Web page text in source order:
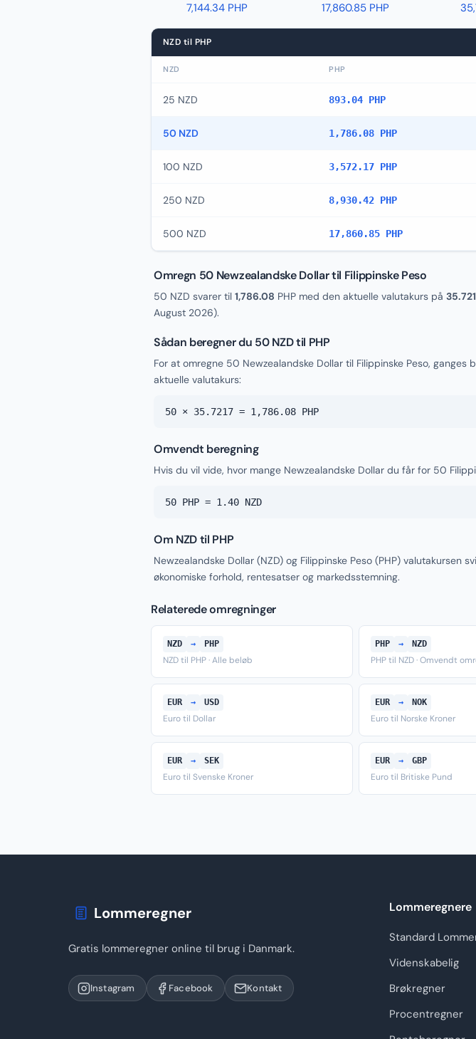
7,144.34 PHP
17,860.85 PHP
NZD til PHP
NZD PHP
25 NZD 893.04 PHP
50 NZD 1,786.08 PHP
100 NZD 3,572.17 PHP
250 NZD 8,930.42 PHP
500 NZD 17,860.85 PHP
Omregn 50 Newzealandske Dollar til Filippinske Peso
50 NZD svarer til 1,786.08 PHP med den aktuelle valutakurs på
August 2026).
Sådan beregner du 50 NZD til PHP
For at omregne 50 Newzealandske Dollar til Filippinske Peso, ganges
aktuelle valutakurs:
50 × 35.7217 = 1,786.08 PHP
Omvendt beregning
Hvis du vil vide, hvor mange Newzealandske Dollar du får for 50
50 PHP = 1.40 NZD
Om NZD til PHP
Newzealandske Dollar (NZD) og Filippinske Peso (PHP) valutakursen
økonomiske forhold, rentesatser og markedsstemning.
Relaterede omregninger
NZD → PHP
NZD til PHP · Alle beløb
PHP → NZD
PHP til NZD · Omvendt
EUR → USD
Euro til Dollar
EUR → NOK
Euro til Norske Kroner
EUR → SEK
Euro til Svenske Kroner
EUR → GBP
Euro til Britiske Pund
Lommeregner
Gratis lommeregner online til brug i Danmark.
Instagram Facebook Kontakt
Lommeregnere
Standard
Videnskabelig
Brøkregner
Procentregner